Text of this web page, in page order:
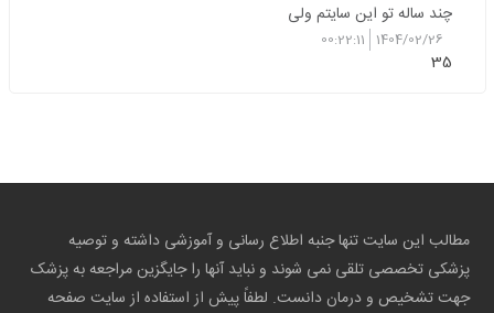
چند ساله تو این سایتم ولی
1404/02/26
00:22:11
35
مطالب این سایت تنها جنبه اطلاع رسانی و آموزشی داشته و توصیه
پزشکی تخصصی تلقی نمی شوند و نباید آنها را جایگزین مراجعه به پزشک
جهت تشخیص و درمان دانست. لطفاً پیش از استفاده از سایت صفحه